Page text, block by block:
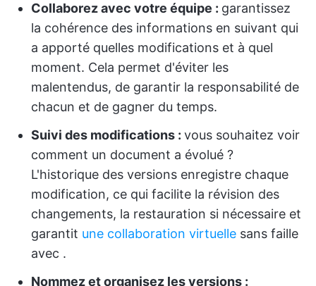
Collaborez avec votre équipe : garantissez
la cohérence des informations en suivant qui
a apporté quelles modifications et à quel
moment. Cela permet d'éviter les
malentendus, de garantir la responsabilité de
chacun et de gagner du temps.
Suivi des modifications : vous souhaitez voir
comment un document a évolué ?
L'historique des versions enregistre chaque
modification, ce qui facilite la révision des
changements, la restauration si nécessaire et
garantit une collaboration virtuelle sans faille
avec .
Nommez et organisez les versions :